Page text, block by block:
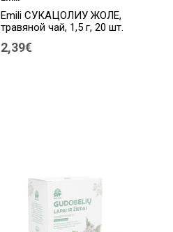
Emili СУКАЦОЛИУ ЖОЛЕ,
травяной чай, 1,5 г, 20 шт.
2,39€